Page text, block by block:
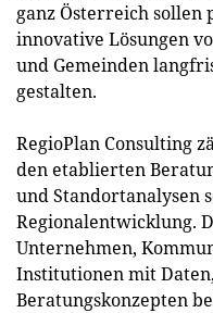
ganz Österreich sollen
innovative Lösungen
und Gemeinden
gestalten.
RegioPlan Consulting
den etablierten
und Standortanalysen
Regionalentwicklung.
Unternehmen,
Institutionen mit
Beratungskonzepten